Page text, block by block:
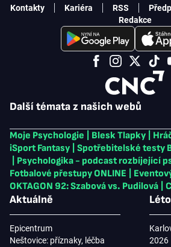
Další témata z našich webů
Moje Psychologie Blesk Tlapky
iSport Fantasy
Spotřebitelské testy
Psychologika - podcast rozbíjející
Fotbalové přestupy ONLINE
OKTAGON 92: Szabová vs. Pudilová
Aktuálně
Epicentrum
Neštovice: příznaky, léčba
2026
Kontakty Kariéra RSS
Redakce